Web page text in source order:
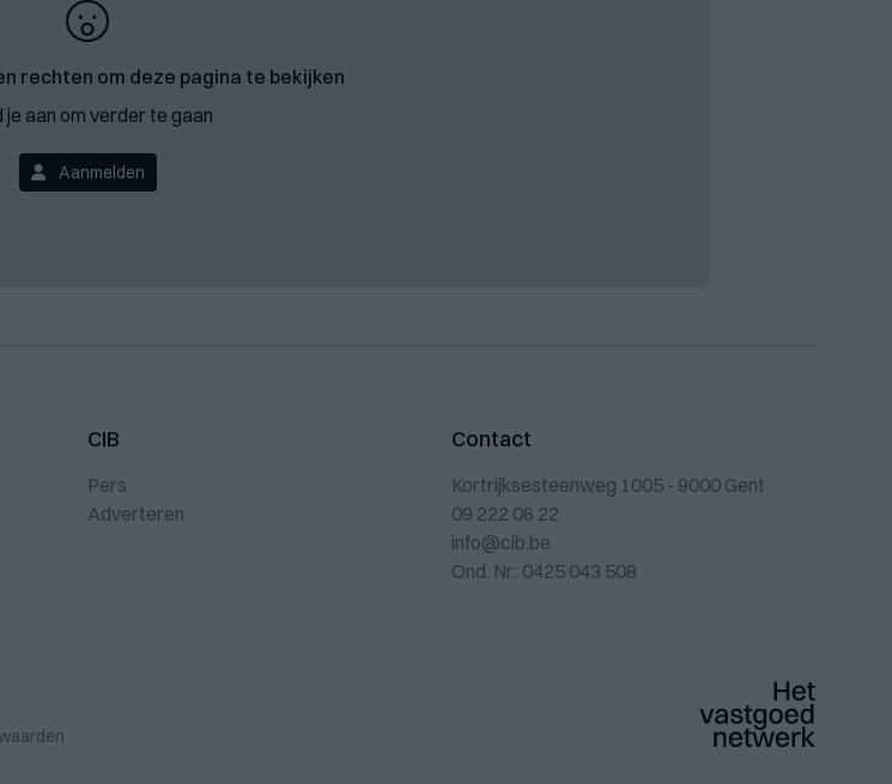
rechten om deze pagina te bekijken
je aan om verder te gaan
Aanmelden
CIB
Pers
Adverteren
Contact
Kortrijksesteenweg 1005 - 9000 Gent
09 222 06 22
info@cib.be
Ond. Nr.: 0425 043 508